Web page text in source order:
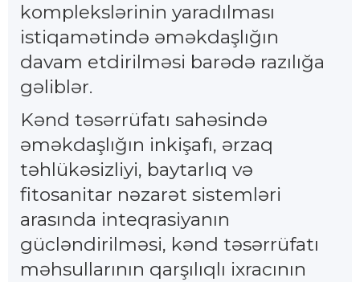
komplekslərinin yaradılması
istiqamətində əməkdaşlığın
davam etdirilməsi barədə razılığa
gəliblər.
Kənd təsərrüfatı sahəsində
əməkdaşlığın inkişafı, ərzaq
təhlükəsizliyi, baytarlıq və
fitosanitar nəzarət sistemləri
arasında inteqrasiyanın
gücləndirilməsi, kənd təsərrüfatı
məhsullarının qarşılıqlı ixracının